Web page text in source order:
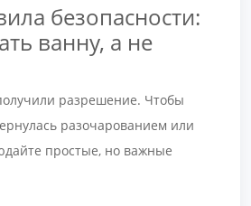
безопасности:
ванну, а не
разрешение. Чтобы
разочарованием или
простые, но важные